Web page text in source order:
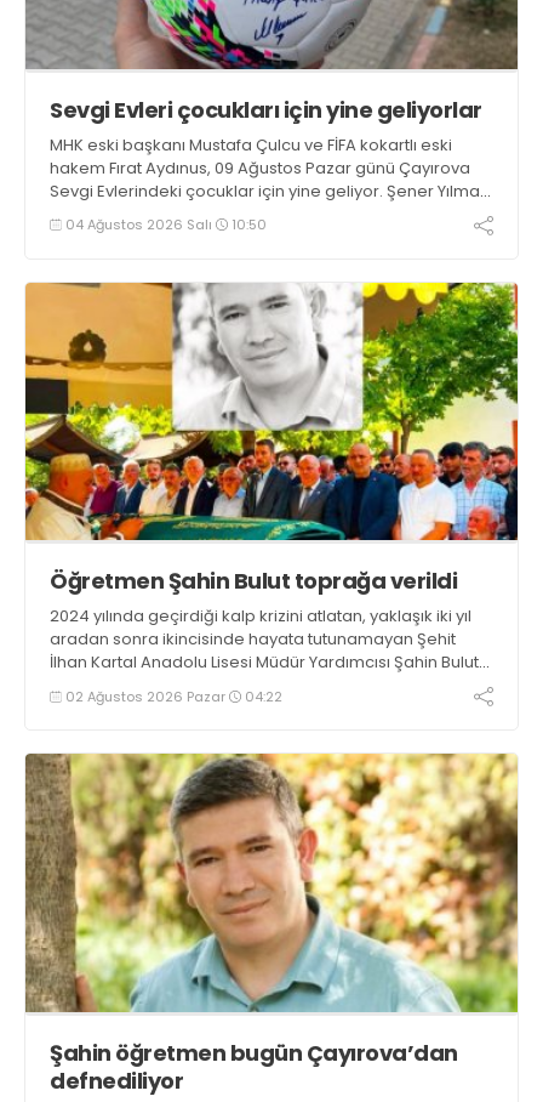
Sevgi Evleri çocukları için yine geliyorlar
MHK eski başkanı Mustafa Çulcu ve FİFA kokartlı eski
hakem Fırat Aydınus, 09 Ağustos Pazar günü Çayırova
Sevgi Evlerindeki çocuklar için yine geliyor. Şener Yılmaz
başkanlığındaki ASRİAD Kocaeli’nin ev sahipliğinde ikili
çocuklarla lunaparka gidip maç yapacak, akşam
04 Ağustos 2026 Salı 10:50
Öğretmen Şahin Bulut toprağa verildi
2024 yılında geçirdiği kalp krizini atlatan, yaklaşık iki yıl
aradan sonra ikincisinde hayata tutunamayan Şehit
İlhan Kartal Anadolu Lisesi Müdür Yardımcısı Şahin Bulut
son yolculuğuna dün uğurlandı
02 Ağustos 2026 Pazar 04:22
Şahin öğretmen bugün Çayırova’dan
defnediliyor